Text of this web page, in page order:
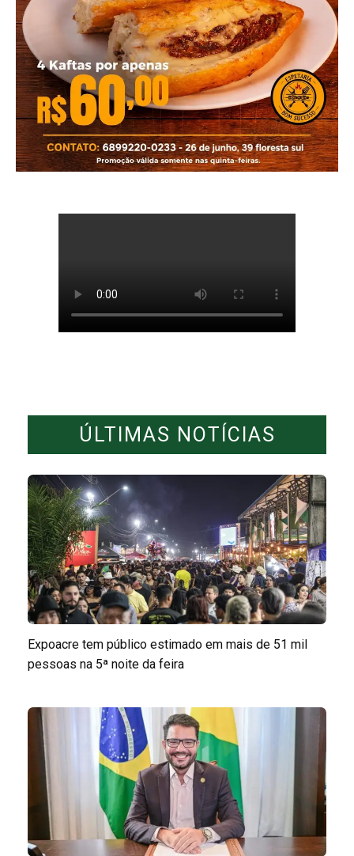
ÚLTIMAS NOTÍCIAS
Expoacre tem público estimado em mais de 51 mil
pessoas na 5ª noite da feira